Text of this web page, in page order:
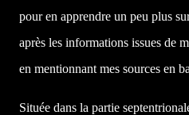
pour en apprendre un peu plus
après les informations issues de
en mentionnant mes sources en
Située dans la partie